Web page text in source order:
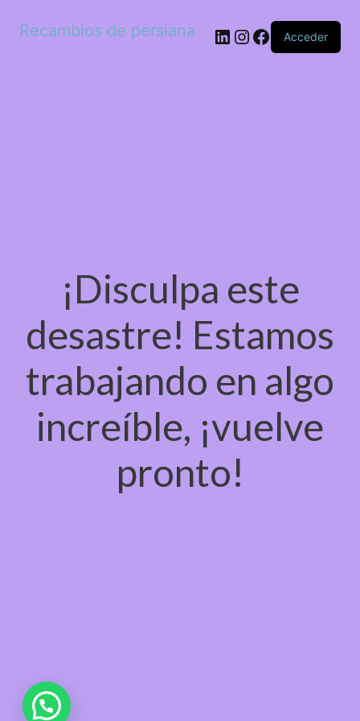
Recambios de persiana LinkedIn
Instagram
Facebook
Acceder
¡Disculpa este
desastre! Estamos
trabajando en algo
increíble, ¡vuelve
pronto!